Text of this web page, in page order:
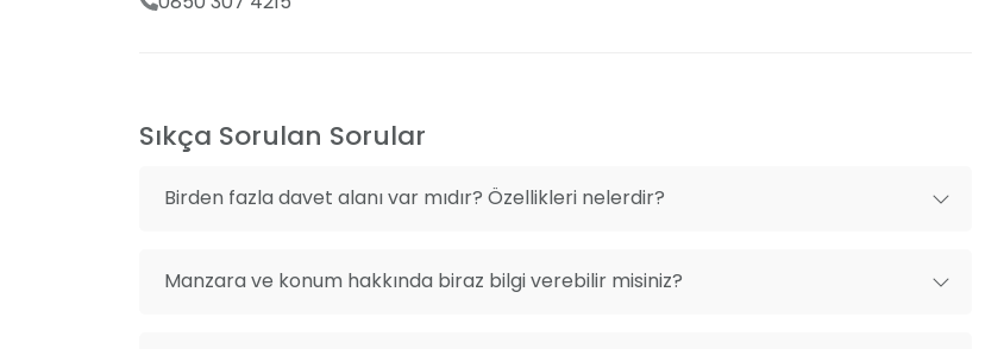
teklifleri alabilir ve hayalinizdeki organizasyon için ilk adımı atabilirsiniz.
Sıkça Sorulan Sorular
Birden fazla davet alanı var mıdır? Özellikleri nelerdir?
Manzara ve konum hakkında biraz bilgi verebilir misiniz?